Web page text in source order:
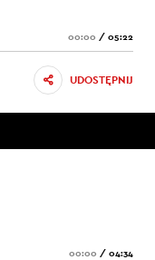
00:00 / 05:22
UDOSTĘPNIJ
00:00 / 04:34